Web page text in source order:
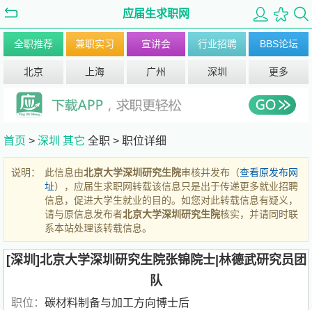
应届生求职网
全职推荐 兼职实习 宣讲会 行业招聘 BBS论坛
北京 上海 广州 深圳 更多
首页 > 深圳 其它 全职 > 职位详细
说明： 此信息由北京大学深圳研究生院审核并发布（查看原发布网
址），应届生求职网转载该信息只是出于传递更多就业招聘
信息，促进大学生就业的目的。如您对此转载信息有疑义，
请与原信息发布者北京大学深圳研究生院核实，并请同时联
系本站处理该转载信息。
[深圳]北京大学深圳研究生院张锦院士|林德武研究员团
队
职位： 碳材料制备与加工方向博士后